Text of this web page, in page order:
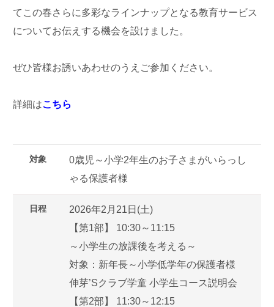
てこの春さらに多彩なラインナップとなる教育サービス
についてお伝えする機会を設けました。
ぜひ皆様お誘いあわせのうえご参加ください。
詳細はこちら
対象
0歳児～小学2年生のお子さまがいらっし
ゃる保護者様
日程
2026年2月21日(土)
【第1部】 10:30～11:15
～小学生の放課後を考える～
対象：新年長～小学低学年の保護者様
伸芽’Sクラブ学童 小学生コース説明会
【第2部】 11:30～12:15